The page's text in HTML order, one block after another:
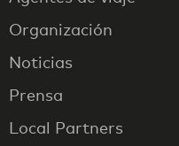
Organización
Noticias
Prensa
Local Partners